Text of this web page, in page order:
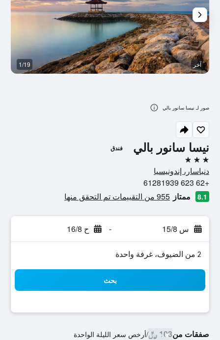
نيسا سانور بالي فندق
3 نجوم
دنباسار، إندونيسيا
+62 623 61281939
8.1 ممتاز 955 من التقييمات تم التحقق منها
س 15/8 - ح 16/8
2 من الضيوف، غرفة واحدة
بحث
صفقات من103 ﷼ /أرخص سعر الليلة الواحدة
آخر 1/19
صور لـ نيسا سانور بالي